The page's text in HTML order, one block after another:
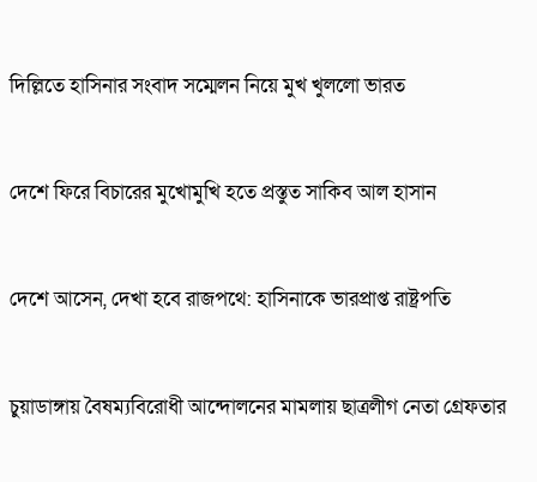
দিল্লিতে হাসিনার সংবাদ সম্মেলন নিয়ে মুখ খুললো ভারত
দেশে ফিরে বিচারের মুখোমুখি হতে প্রস্তুত সাকিব আল হাসান
দেশে আসেন, দেখা হবে রাজপথে: হাসিনাকে ভারপ্রাপ্ত রাষ্ট্রপতি
চুয়াডাঙ্গায় বৈষম্যবিরোধী আন্দোলনের মামলায় ছাত্রলীগ নেতা গ্রেফতার